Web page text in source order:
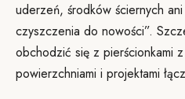
uderzeń, środków ściernych
czyszczenia do nowości”.
obchodzić się z pierścionkami
powierzchniami i projektami